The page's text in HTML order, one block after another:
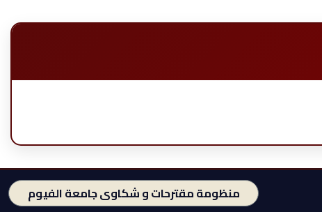
منظومة مقترحات و شكاوى جامعة الفيوم